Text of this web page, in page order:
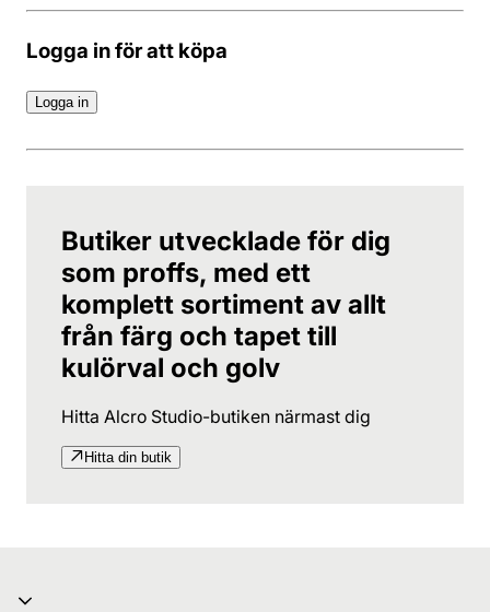
Logga in för att köpa
Logga in
Butiker utvecklade för dig
som proffs, med ett
komplett sortiment av allt
från färg och tapet till
kulörval och golv
Hitta Alcro Studio-butiken närmast dig
Hitta din butik